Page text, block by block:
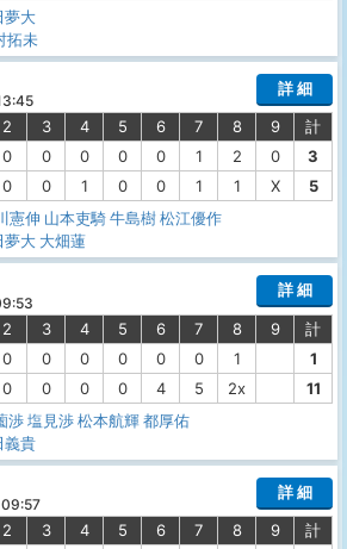
夢大
拓未
詳 細
2 3 4 5 6 7 8 9
計
0 0 0 0 0 1 2 0
3
0 0 1 0 0 1 1 X
5
憲伸 山本吏騎牛島樹松江優作
夢大 大畑蓮
詳 細
2 3 4 5 6 7 8 9
計
0 0 0 0 0 0 1
1
0 0 0 0 4 5 2x
11
渉塩見渉松本航輝都厚佑
義貴
詳 細
2 3 4 5 6 7 8 9
計